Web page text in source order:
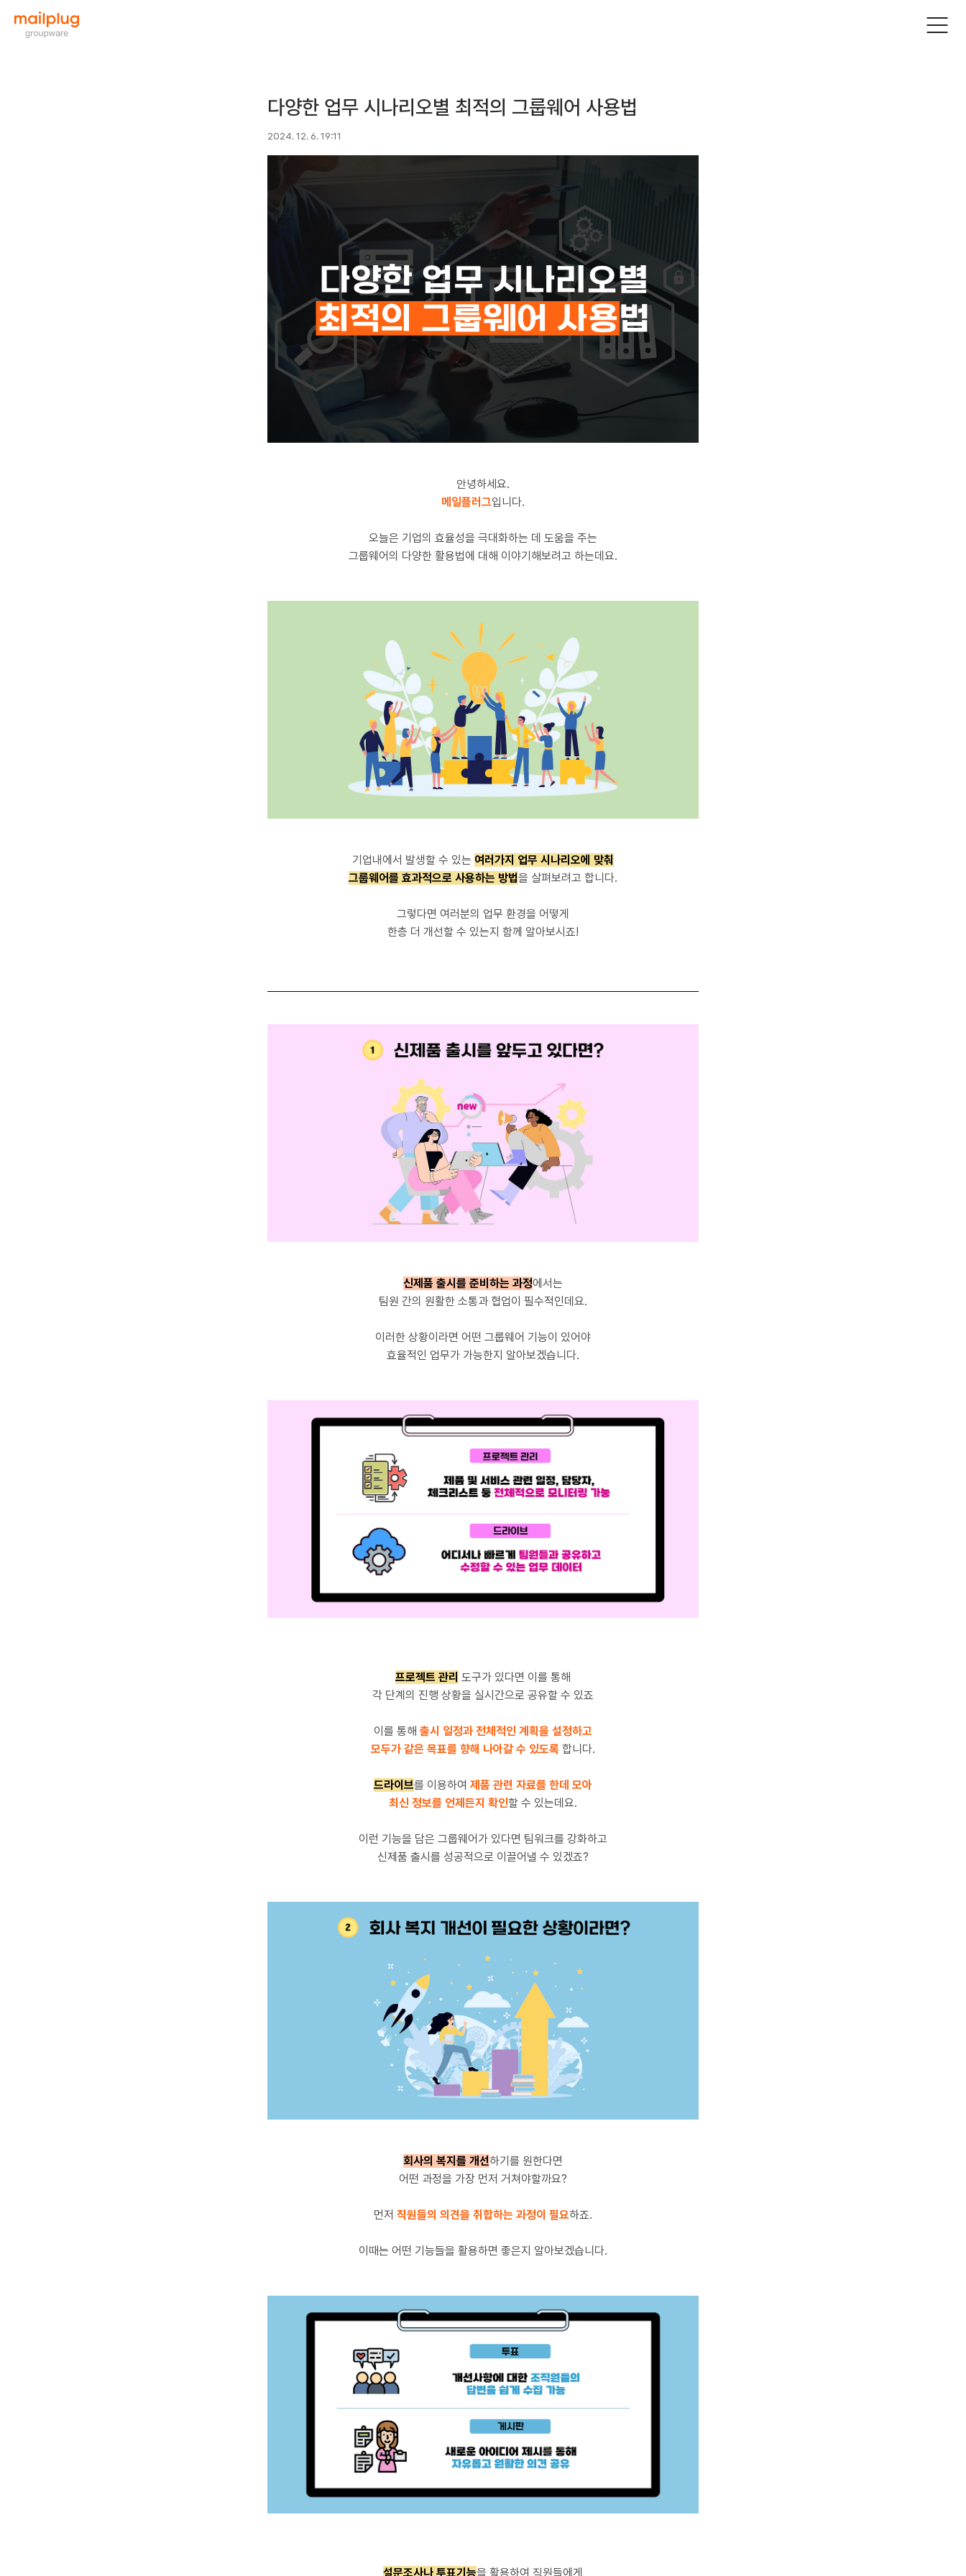
다양한 업무 시나리오별 최적의 그룹웨어 사용법
2024. 12. 6. 19:11
안녕하세요.
메일플러그입니다.
오늘은 기업의 효율성을 극대화하는 데 도움을 주는
그룹웨어의 다양한 활용법에 대해 이야기해보려고 하는데요.
기업내에서 발생할 수 있는 여러가지 업무 시나리오에 맞춰
그룹웨어를 효과적으로 사용하는 방법을 살펴보려고 합니다.
그렇다면 여러분의 업무 환경을 어떻게
한층 더 개선할 수 있는지 함께 알아보시죠!
신제품 출시를 준비하는 과정에서는
팀원 간의 원활한 소통과 협업이 필수적인데요.
이러한 상황이라면 어떤 그룹웨어 기능이 있어야
효율적인 업무가 가능한지 알아보겠습니다.
프로젝트 관리 도구가 있다면 이를 통해
각 단계의 진행 상황을 실시간으로 공유할 수 있죠
이를 통해 출시 일정과 전체적인 계획을 설정하고
모두가 같은 목표를 향해 나아갈 수 있도록 합니다.
드라이브를 이용하여 제품 관련 자료를 한데 모아
최신 정보를 언제든지 확인할 수 있는데요.
이런 기능을 담은 그룹웨어가 있다면 팀워크를 강화하고
신제품 출시를 성공적으로 이끌어낼 수 있겠죠?
회사의 복지를 개선하기를 원한다면
어떤 과정을 가장 먼저 거쳐야할까요?
먼저 직원들의 의견을 취합하는 과정이 필요하죠.
이때는 어떤 기능들을 활용하면 좋은지 알아보겠습니다.
설문조사나 투표기능을 활용하여 직원들에게